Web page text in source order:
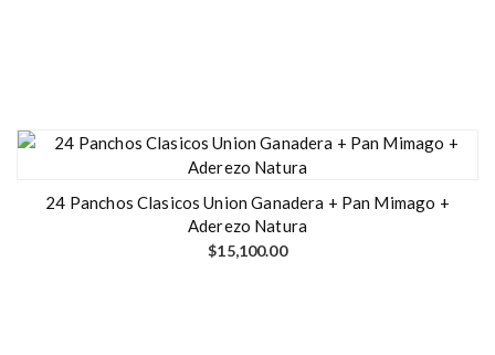
24 Panchos Clasicos Union Ganadera + Pan Mimago +
Aderezo Natura
$15,100.00